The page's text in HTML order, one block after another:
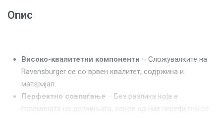
Опис
Високо-квалитетни компоненти – Сложувалките на
Ravensburger се со врвен квалитет, содржина и
материјал.
Перфектно совпаѓање – Без разлика која е
големината на делчињата, секое од нив перефктно се